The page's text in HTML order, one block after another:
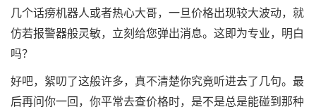
几个话痨机器人或者热心大哥，一旦价格出现较大波动，就
仿若报警器般灵敏，立刻给您弹出消息。这即为专业，明白
吗？
好吧，絮叨了这般许多，真不清楚你究竟听进去了几句。最
后再问你一回，你平常去查价格时，是不是总是能碰到那种